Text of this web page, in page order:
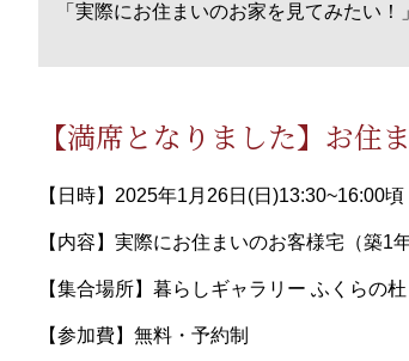
「実際にお住まいのお家を見てみたい
【満席となりました】お住
【日時】2025年1月26日(日)13:30~16:00頃
【内容】実際にお住まいのお客様宅（築
【集合場所】暮らしギャラリー ふくらの
【参加費】無料・予約制